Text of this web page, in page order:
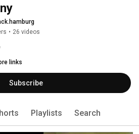
• 26 videos
links
Subscribe
Playlists Search